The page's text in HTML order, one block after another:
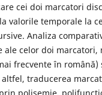
cei doi marcatori
valorile temporale la
Analiza
celor doi marcatori,
frecvente în română)
traducerea